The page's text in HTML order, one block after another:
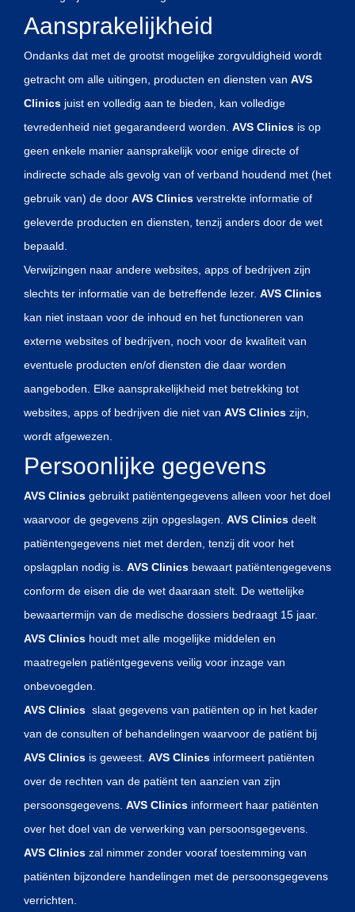
Aansprakelijkheid
Ondanks dat met de grootst mogelijke zorgvuldigheid wordt
getracht om alle uitingen, producten en diensten van AVS
Clinics juist en volledig aan te bieden, kan volledige
tevredenheid niet gegarandeerd worden. AVS Clinics is op
geen enkele manier aansprakelijk voor enige directe of
indirecte schade als gevolg van of verband houdend met (het
gebruik van) de door AVS Clinics verstrekte informatie of
geleverde producten en diensten, tenzij anders door de wet
bepaald.
Verwijzingen naar andere websites, apps of bedrijven zijn
slechts ter informatie van de betreffende lezer. AVS Clinics
kan niet instaan voor de inhoud en het functioneren van
externe websites of bedrijven, noch voor de kwaliteit van
eventuele producten en/of diensten die daar worden
aangeboden. Elke aansprakelijkheid met betrekking tot
websites, apps of bedrijven die niet van AVS Clinics zijn,
wordt afgewezen.
Persoonlijke gegevens
AVS Clinics gebruikt patiëntengegevens alleen voor het doel
waarvoor de gegevens zijn opgeslagen. AVS Clinics deelt
patiëntengegevens niet met derden, tenzij dit voor het
opslagplan nodig is. AVS Clinics bewaart patiëntengegevens
conform de eisen die de wet daaraan stelt. De wettelijke
bewaartermijn van de medische dossiers bedraagt 15 jaar.
AVS Clinics houdt met alle mogelijke middelen en
maatregelen patiëntgegevens veilig voor inzage van
onbevoegden.
AVS Clinics slaat gegevens van patiënten op in het kader
van de consulten of behandelingen waarvoor de patiënt bij
AVS Clinics is geweest. AVS Clinics informeert patiënten
over de rechten van de patiënt ten aanzien van zijn
persoonsgegevens. AVS Clinics informeert haar patiënten
over het doel van de verwerking van persoonsgegevens.
AVS Clinics zal nimmer zonder vooraf toestemming van
patiënten bijzondere handelingen met de persoonsgegevens
verrichten.